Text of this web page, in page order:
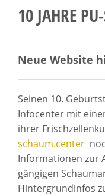
10 JAHRE
Neue Website
Seinen 10.
Infocenter mit
ihrer
schaum.center
Informationen zur
gängigen
Hintergrundinfos